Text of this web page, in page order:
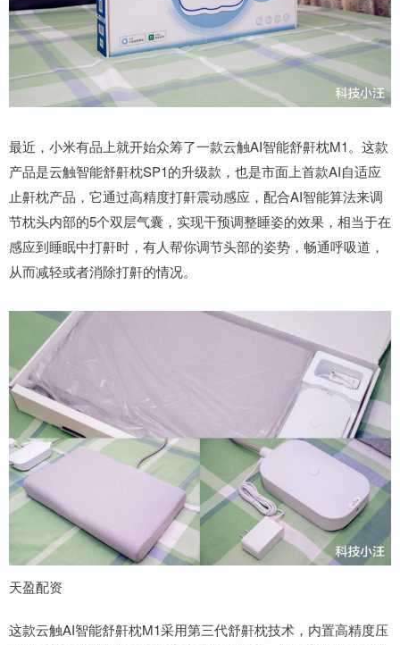
最近，小米有品上就开始众筹了一款云触AI智能舒鼾枕M1。这款
产品是云触智能舒鼾枕SP1的升级款，也是市面上首款AI自适应
止鼾枕产品，它通过高精度打鼾震动感应，配合AI智能算法来调
节枕头内部的5个双层气囊，实现干预调整睡姿的效果，相当于在
感应到睡眠中打鼾时，有人帮你调节头部的姿势，畅通呼吸道，
从而减轻或者消除打鼾的情况。
天盈配资
这款云触AI智能舒鼾枕M1采用第三代舒鼾枕技术，内置高精度压